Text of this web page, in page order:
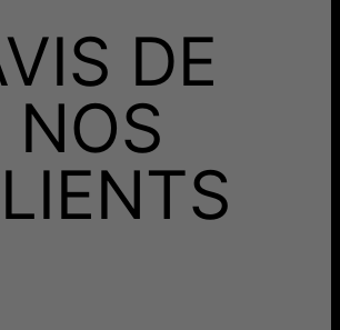
dim. 23 août - lun. 24
août
Recevez-le avant
août
comprennent le temps de
DE
NOS